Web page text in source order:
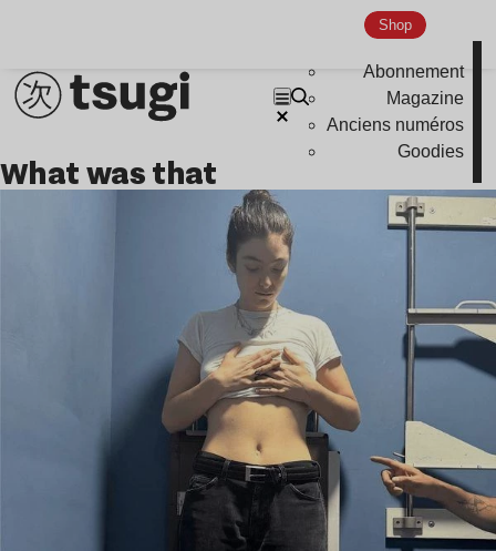
Shop
Abonnement
Magazine
Anciens numéros
Goodies
what was that